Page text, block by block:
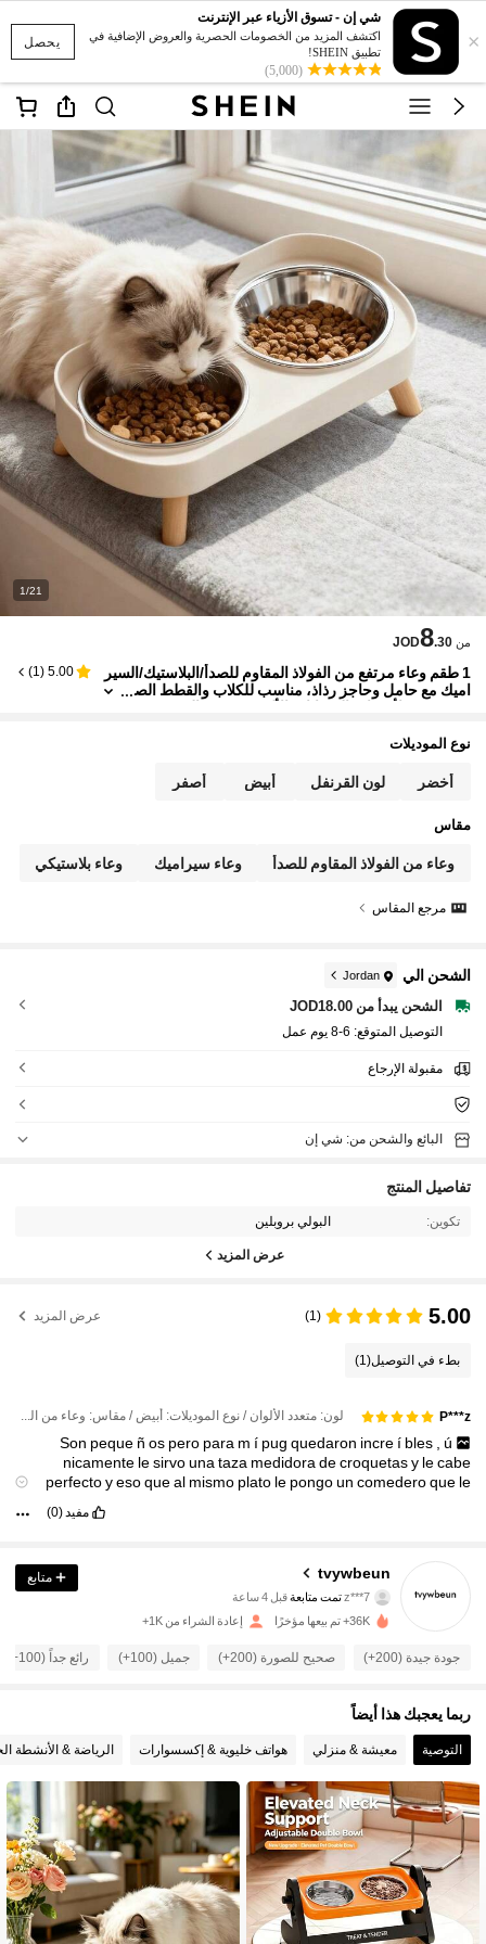
يحصل ×
شي إن - تسوق الأزياء عبر الإنترنت
اكتشف المزيد من الخصومات الحصرية والعروض الإضافية في
تطبيق SHEIN!
(5,000)
1/21
من JOD8.30
1 طقم وعاء مرتفع من الفولاذ المقاوم للصدأ/البلاستيك/السير
اميك مع حامل وحاجز رذاذ، مناسب للكلاب والقطط الص
5.00
(
1
)
نوع الموديلات
أخضر لون القرنفل أبيض أصفر
مقاس
وعاء من الفولاذ المقاوم للصدأ وعاء سيراميك وعاء بلاستيكي
مرجع المقاس
الشحن الي Jordan
الشحن يبدأ من JOD18.00
التوصيل المتوقع: 6-8 يوم عمل
مقبولة الإرجاع
البائع والشحن من: شي إن
تفاصيل المنتج
تكوين: البولي بروبلين
عرض المزيد
5.00
(1) عرض المزيد
بطء في التوصيل(1)
P***z لون: متعدد الألوان / نوع الموديلات: أبيض / مقاس: وعاء من الفولاذ المقاوم للصدأ
Son peque ños pero para m í pugquedaron incre í bles
ú
nicamente lesirvouna taza medidora decroquetasy lecabe
perfectoyesoqueal mismo plato le pongoun comederoque le
مفيد (0)
tvywbeun
4.77
484 متابعون
z***7تمت متابعةقبل 4 ساعة
484 متابعون
4.77 484 متابعون
4.77 484 متابعون
4.77 484 متابعون
4.77 484 متابعون
متابع
36K+ تم بيعها مؤخرًا إعادة الشراء من 1K+
جودة جيدة (200+) صحيح للصورة (200+) جميل (100+) رائع جداً (100+)
ربما يعجبك هذا أيضاً
التوصية معيشة & منزلي هواتف خليوية & إكسسوارات الرياضة & الأنشطة